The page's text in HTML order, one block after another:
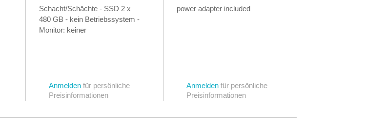
64 GB - Hot-Swap 6.4 cm
(2.5")
Schacht/Schächte - SSD 2 x
480 GB - kein Betriebssystem -
Monitor: keiner
Anmeldenfür persönliche
Preisinformationen
power adapter included
Anmelden für persönliche
Preisinformationen